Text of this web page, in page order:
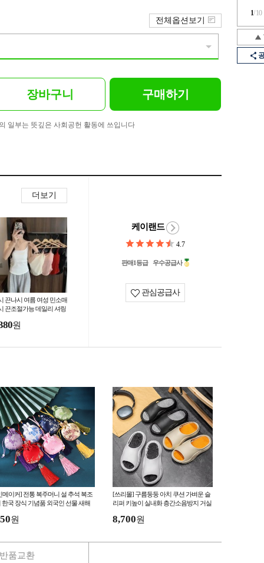
1/10
전체옵션보기
장바구니 구매하기
일부는 뜻깊은 사회공헌 활동에 쓰입니다
더보기
끈나시 여름 여성 민소매
끈조절가능 데일리 셔링
원
케이랜드
4.7
판매1등급 우수공급사
관심공급사
메이커] 전통 복주머니 설 추석 복조
한국 장식 기념품 외국인 선물 새해
원
[쓰리몰] 구름둥둥 아치 쿠션 가벼운 슬
리퍼 키높이 실내화 층간소음방지 거실
8,700원
반품교환